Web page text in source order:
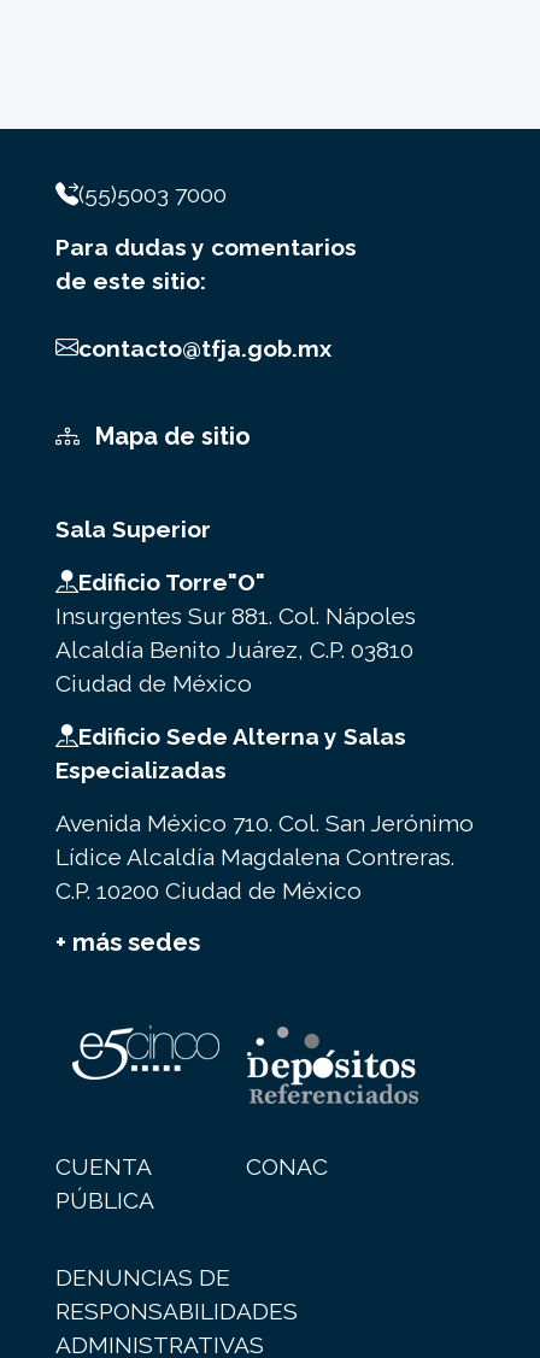
(55)5003 7000
Para dudas y comentarios
de este sitio:
contacto@tfja.gob.mx
Mapa de sitio
Sala Superior
Edificio Torre"O"
Insurgentes Sur 881. Col. Nápoles
Alcaldía Benito Juárez, C.P. 03810
Ciudad de México
Edificio Sede Alterna y Salas
Especializadas
Avenida México 710. Col. San Jerónimo
Lídice Alcaldía Magdalena Contreras.
C.P. 10200 Ciudad de México
+ más sedes
CUENTA
PÚBLICA
CONAC
DENUNCIAS DE
RESPONSABILIDADES
ADMINISTRATIVAS